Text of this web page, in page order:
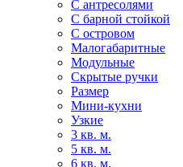
С антресолями
С барной стойкой
С островом
Малогабаритные
Модульные
Скрытые ручки
Размер
Мини-кухни
Узкие
3 кв. м.
5 кв. м.
6 кв. м.